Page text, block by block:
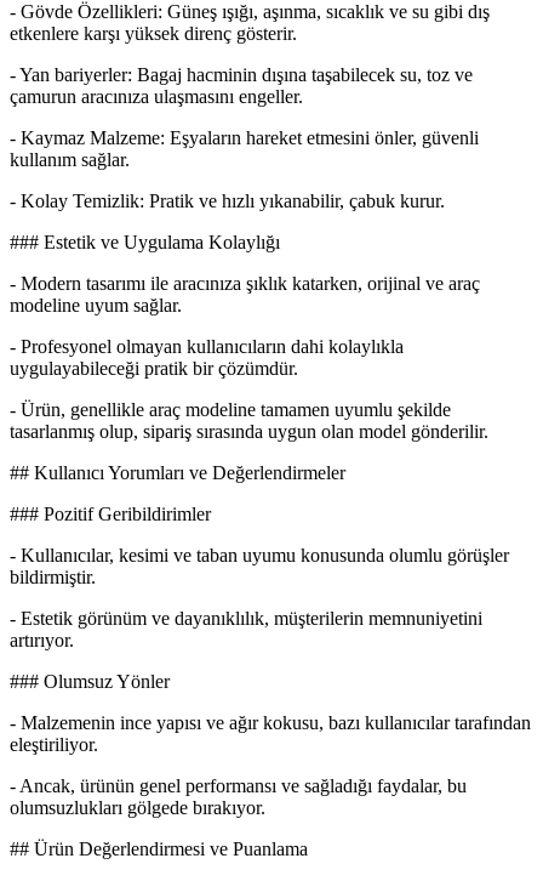
- Gövde Özellikleri: Güneş ışığı, aşınma, sıcaklık ve su gibi dış
etkenlere karşı yüksek direnç gösterir.
- Yan bariyerler: Bagaj hacminin dışına taşabilecek su, toz ve
çamurun aracınıza ulaşmasını engeller.
- Kaymaz Malzeme: Eşyaların hareket etmesini önler, güvenli
kullanım sağlar.
- Kolay Temizlik: Pratik ve hızlı yıkanabilir, çabuk kurur.
### Estetik ve Uygulama Kolaylığı
- Modern tasarımı ile aracınıza şıklık katarken, orijinal ve araç
modeline uyum sağlar.
- Profesyonel olmayan kullanıcıların dahi kolaylıkla
uygulayabileceği pratik bir çözümdür.
- Ürün, genellikle araç modeline tamamen uyumlu şekilde
tasarlanmış olup, sipariş sırasında uygun olan model gönderilir.
## Kullanıcı Yorumları ve Değerlendirmeler
### Pozitif Geribildirimler
- Kullanıcılar, kesimi ve taban uyumu konusunda olumlu görüşler
bildirmiştir.
- Estetik görünüm ve dayanıklılık, müşterilerin memnuniyetini
artırıyor.
### Olumsuz Yönler
- Malzemenin ince yapısı ve ağır kokusu, bazı kullanıcılar tarafından
eleştiriliyor.
- Ancak, ürünün genel performansı ve sağladığı faydalar, bu
olumsuzlukları gölgede bırakıyor.
## Ürün Değerlendirmesi ve Puanlama